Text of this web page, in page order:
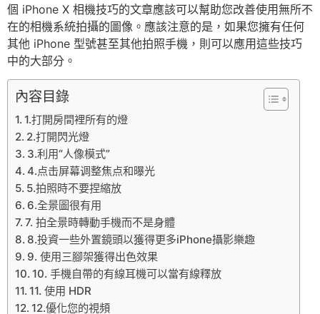
個 iPhone X 相機技巧的文章應該可以幫助您改善使用無所不
在的相機系統拍攝的圖像。應該注意的是，如果您擁有任何
其他 iPhone 型號甚至其他拍照手機，則可以應用這些技巧
中的大部分。
內容目錄
1.打開房間裡所有的燈
2.打開閃光燈
3.利用“人像模式”
4.点击屏幕调整焦点和曝光
5.拍照時不要捏縮放
6.全景圖很有用
7. 拍全景時轉動手機而不是身體
8.投資一些外置鏡頭以獲得更多iPhone攝影樂趣
9. 使用三腳架獲得出色效果
10. 手機自帶的有線耳機可以當有線釋放
11. 使用 HDR
12.優化您的視頻